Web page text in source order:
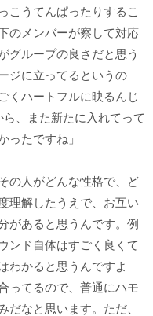
こうてんぱったりするこ
のメンバーが察して対応
グループの良さだと思う
ジに立ってるというの
くハートフルに映るんじ
ら、また新たに入れてって
ったですね」
の人がどんな性格で、ど
理解したうえで、お互い
があると思うんです。例
ンド自体はすごく良くて
わかると思うんですよ
ってるので、普通にハモ
だなと思います。ただ、